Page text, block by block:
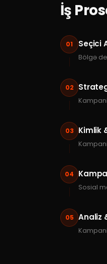
İş
01 Seçici
Bölgə
02
03 Kimlik
04
Sosial
05 Analiz